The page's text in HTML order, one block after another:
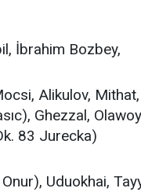
İbrahim Bozbey,
Alikulov,
Ghezzal,
83 Jurecka)
Uduokhai,